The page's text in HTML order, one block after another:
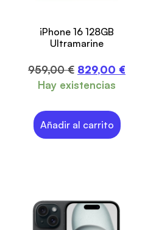
iPhone 16 128GB
Ultramarine
959,00€ 829,00 €
Hay existencias
Añadir al carrito